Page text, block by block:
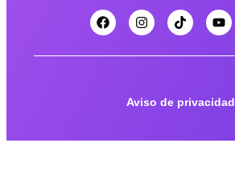
Aviso de privacidad